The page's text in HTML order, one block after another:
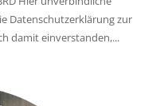
Datenschutzerklärung zur
damit einverstanden,...